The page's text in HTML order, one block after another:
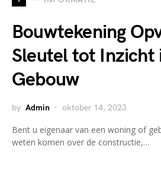
Bouwtekening
Sleutel tot Inzicht
Gebouw
by Admin oktober 14, 2023
Bent u eigenaar van een woning of
weten komen over de constructie,…